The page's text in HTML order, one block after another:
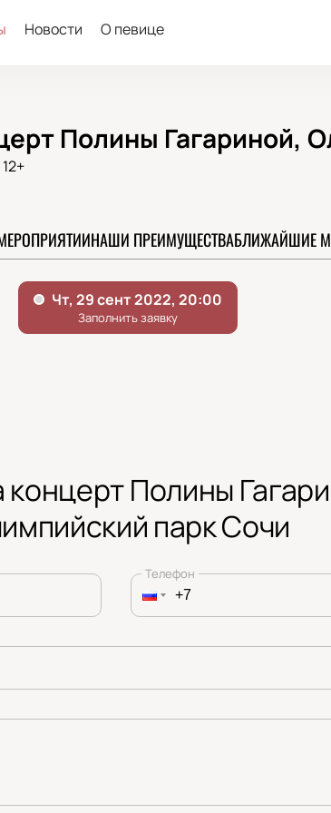
Новости О певице
Полины Гагариной,
12+
НАШИ ПРЕИМУЩЕСТВАБЛИЖАЙШИЕ
концерт Полины
парк Сочи
Телефон